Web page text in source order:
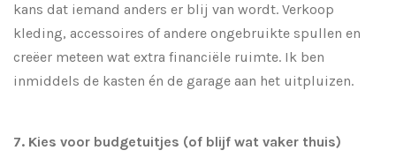
kans dat iemand anders er blij van wordt. Verkoop
kleding, accessoires of andere ongebruikte spullen en
creëer meteen wat extra financiële ruimte. Ik ben
inmiddels de kasten én de garage aan het uitpluizen.
7. Kies voor budgetuitjes (of blijf wat vaker thuis)